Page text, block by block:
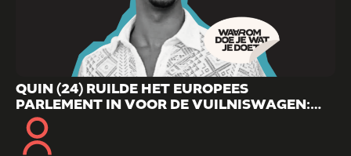
QUIN (24) RUILDE HET EUROPEES
PARLEMENT IN VOOR DE VUILNISWAGEN:
‘MIJN OMGEVING VERKLAARDE ME VOOR
GEK’